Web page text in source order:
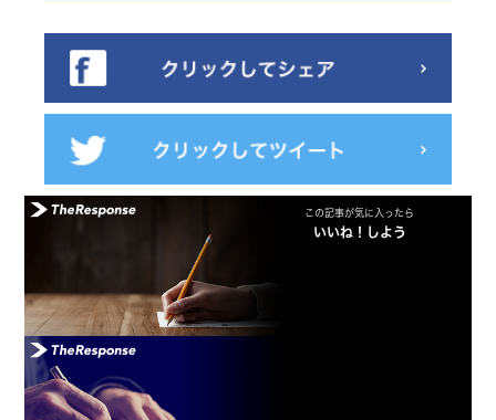
この記事が気に入ったら
いいね！しよう